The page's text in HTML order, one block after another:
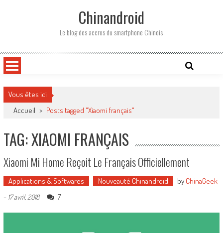
Chinandroid
Le blog des accros du smartphone Chinois
Vous êtes ici
Accueil > Posts tagged "Xiaomi français"
TAG: XIAOMI FRANÇAIS
Xiaomi Mi Home Reçoit Le Français Officiellement
Applications & Softwares Nouveauté Chinandroid by ChinaGeek
- 17 avril, 2018 7